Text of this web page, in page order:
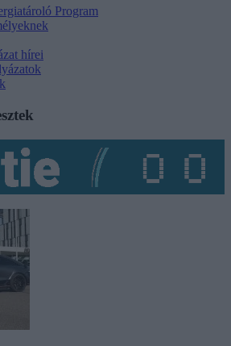
Program
hírei